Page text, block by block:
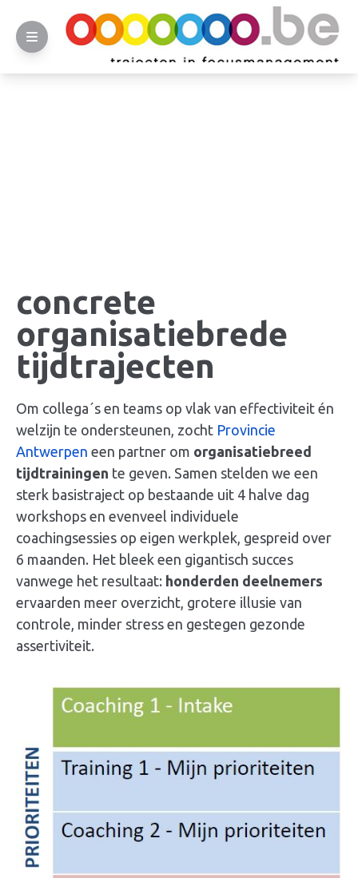
concrete
organisatiebrede
tijdtrajecten
Om collega´s en teams op vlak van effectiviteit én
welzijn te ondersteunen, zocht Provincie
Antwerpen een partner om organisatiebreed
tijdtrainingen te geven. Samen stelden we een
sterk basistraject op bestaande uit 4 halve dag
workshops en evenveel individuele
coachingsessies op eigen werkplek, gespreid over
6 maanden. Het bleek een gigantisch succes
vanwege het resultaat: honderden deelnemers
ervaarden meer overzicht, grotere illusie van
controle, minder stress en gestegen gezonde
assertiviteit.